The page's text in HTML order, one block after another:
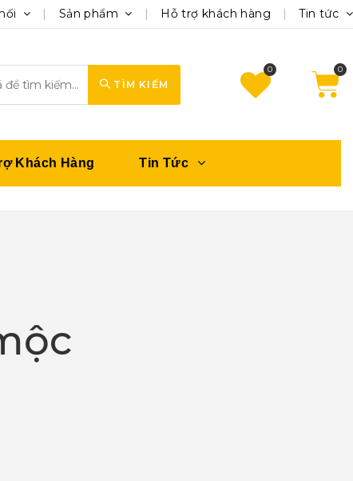
Sản phẩm Hỗ trợ khách hàng Tin tức
TÌM KIẾM
0
Khách Hàng Tin Tức